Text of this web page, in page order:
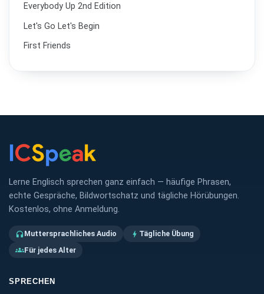
Everybody Up 2nd Edition
Let's Go Let's Begin
First Friends
Lerne Englisch sprechen ganz einfach — häufige Phrasen,
echte Gespräche, Bildwortschatz und tägliche Hörübungen.
Kostenlos, ohne Anmeldung.
headphones Muttersprachliches Audio bolt Tägliche Übung
groupsFür jedes Alter
SPRECHEN